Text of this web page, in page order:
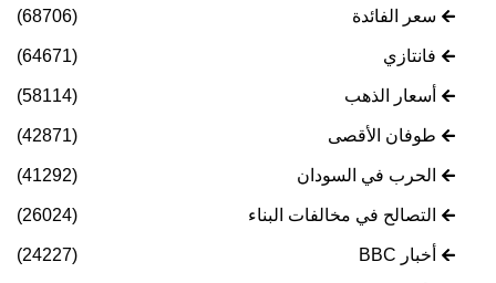
سعر الفائدة (68706)
فانتازي (64671)
أسعار الذهب (58114)
طوفان الأقصى (42871)
الحرب في السودان (41292)
التصالح في مخالفات البناء (26024)
أخبار BBC (24227)